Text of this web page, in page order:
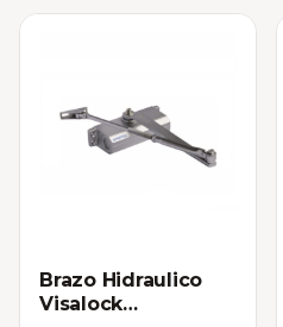
Brazo Hidraulico
Visalock